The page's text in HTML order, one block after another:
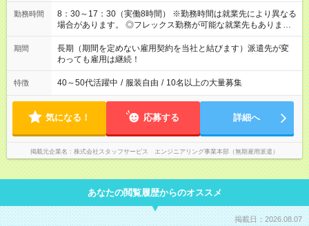
勤務時間
8：30～17：30（実働8時間） ※勤務時間は就業先により異なる
場合があります。 ◎フレックス勤務が可能な就業先もありま
す。 ◎今よりもさらに働きやすい環境をつくるべく、 働き方
改革に全社をあげて取り組んでいます。
期間
長期（期間を定めない雇用契約を当社と結びます）派遣先が変
わっても雇用は継続！
特徴 40～50代活躍中 / 服装自由 / 10名以上の大量募集
気になる！ 応募する 詳細へ
掲載元企業名 株式会社スタッフサービス エンジニアリング事業本部（無期雇用派遣）
あなたの閲覧履歴からのオススメ
掲載日：2026.08.07